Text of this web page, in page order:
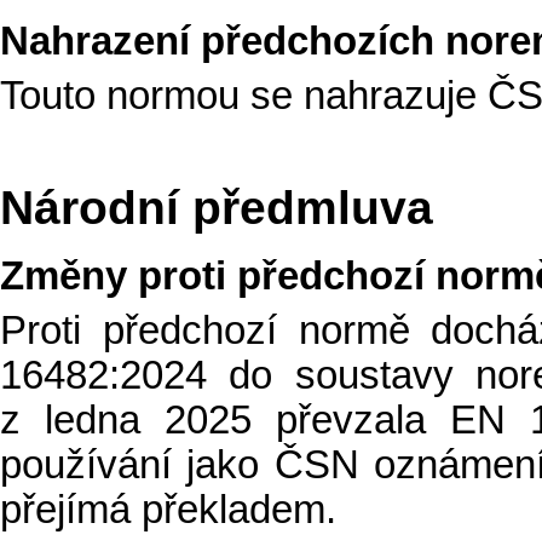
Nahrazení předchozích
Touto normou se nahrazuje
Národní předmluva
Změny proti předchozí
Proti předchozí normě
16482:2024 do soustavy
z ledna 2025 převzala EN
používání jako ČSN
přejímá překladem.